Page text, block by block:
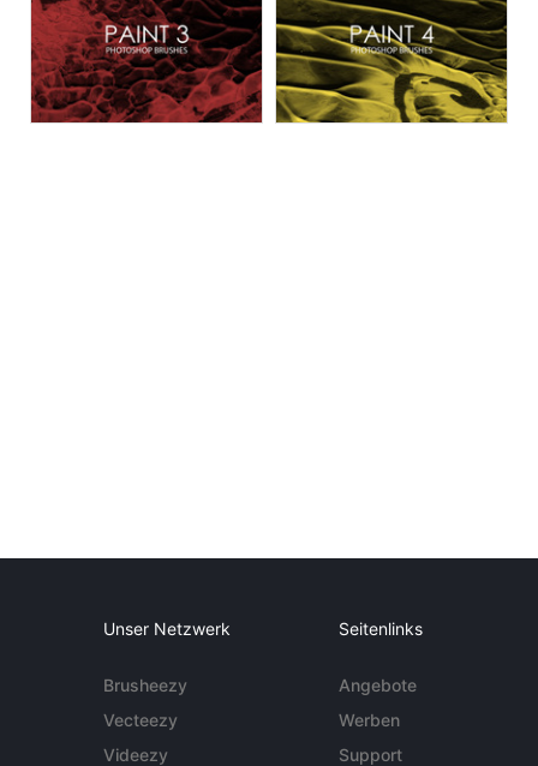
Unser Netzwerk
Brusheezy
Vecteezy
Videezy
Seitenlinks
Angebote
Werben
Support